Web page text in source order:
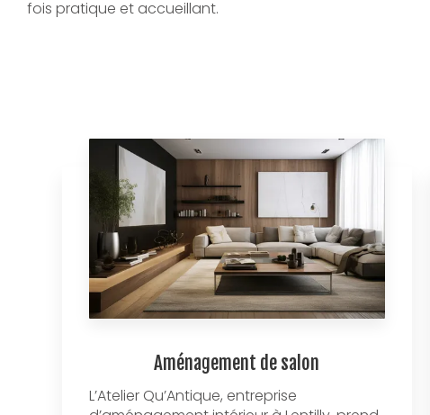
fois pratique et accueillant.
Aménagement de salon
L’Atelier Qu’Antique, entreprise